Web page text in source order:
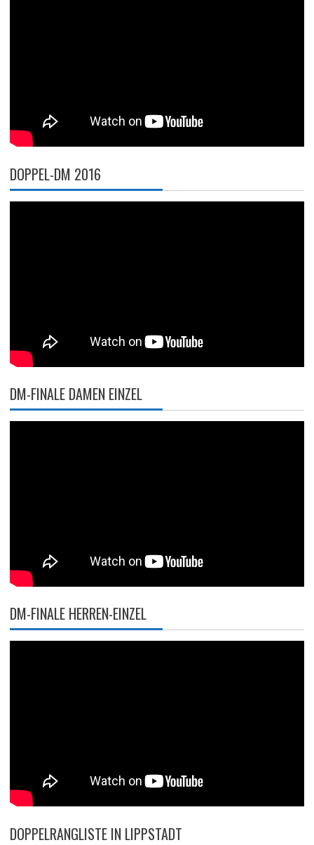
DOPPEL-DM 2016
DM-FINALE DAMEN EINZEL
DM-FINALE HERREN-EINZEL
DOPPELRANGLISTE IN LIPPSTADT